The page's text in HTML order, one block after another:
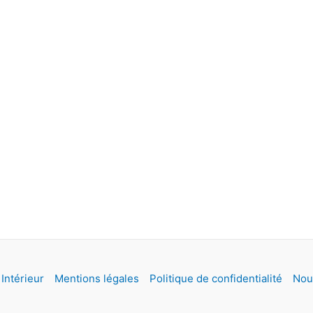
Mentions légales Politique de confidentialité